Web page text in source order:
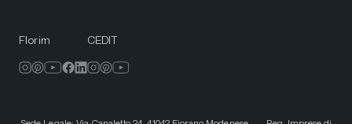
Florim CEDIT